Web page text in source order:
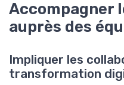
Accompagner
auprès des
Impliquer les
transformation